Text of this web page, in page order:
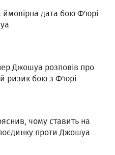
ймовірна дата бою Ф'юрі
Джошуа розповів про
ризик бою з Ф'юрі
чому ставить на
проти Джошуа